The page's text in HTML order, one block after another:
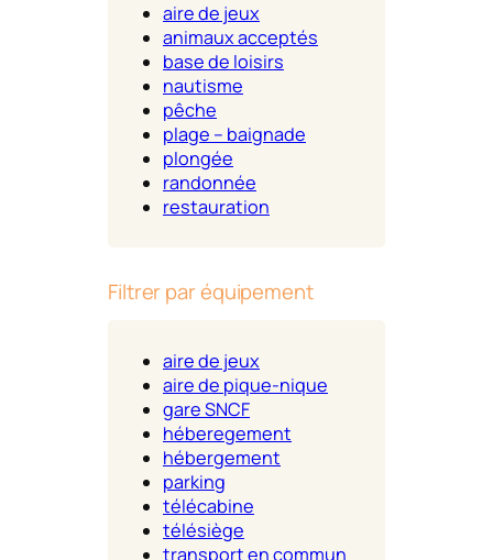
aire de jeux
animaux acceptés
base de loisirs
nautisme
pêche
plage – baignade
plongée
randonnée
restauration
Filtrer par équipement
aire de jeux
aire de pique-nique
gare SNCF
héberegement
hébergement
parking
télécabine
télésiège
transport en commun